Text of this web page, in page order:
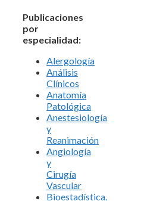
Publicaciones
por
especialidad:
Alergología
Análisis
Clínicos
Anatomía
Patológica
Anestesiología
y
Reanimación
Angiología
y
Cirugía
Vascular
Bioestadística.